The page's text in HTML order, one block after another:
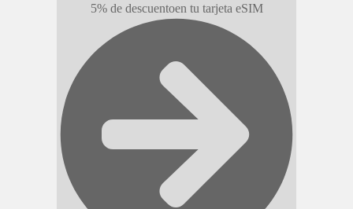
5% de descuentoen tu tarjeta eSIM